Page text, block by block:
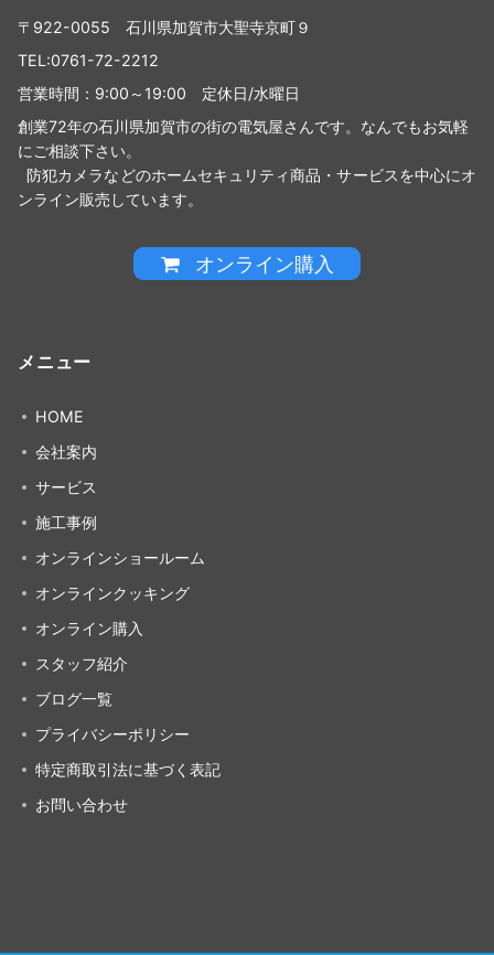
〒922-0055 石川県加賀市大聖寺京町９
TEL:0761-72-2212
営業時間：9:00～19:00 定休日/水曜日
創業72年の石川県加賀市の街の電気屋さんです。なんでもお気軽
にご相談下さい。
防犯カメラなどのホームセキュリティ商品・サービスを中心にオ
ンライン販売しています。
オンライン購入
メニュー
HOME
会社案内
サービス
施工事例
オンラインショールーム
オンラインクッキング
オンライン購入
スタッフ紹介
ブログ一覧
プライバシーポリシー
特定商取引法に基づく表記
お問い合わせ